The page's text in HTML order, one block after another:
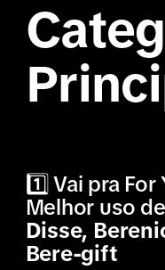
1️⃣ Vai pra
Melhor uso
Disse,
Bere-gift